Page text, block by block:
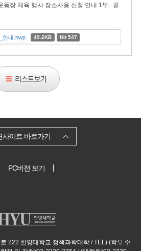
동장 체육 행사 장소사용 신청 안내 1부. 끝.
안내.hwp 49.2KB Hit 547
스
트
사이트 바로가기
PC버전 보기
222 한양대학교 정책과학대학 / TEL) (학부 수